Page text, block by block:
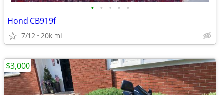
• • • • •
Hond CB919f
7/12 20k mi
$3,000